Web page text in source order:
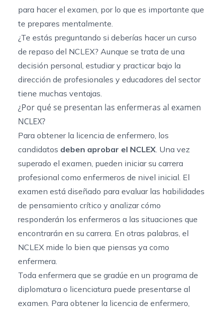
para hacer el examen, por lo que es importante que
te prepares mentalmente.
¿Te estás preguntando si deberías hacer un curso
de repaso del NCLEX? Aunque se trata de una
decisión personal, estudiar y practicar bajo la
dirección de profesionales y educadores del sector
tiene muchas ventajas.
¿Por qué se presentan las enfermeras al examen
NCLEX?
Para obtener la licencia de enfermero, los
candidatos deben aprobar el NCLEX . Una vez
superado el examen, pueden iniciar su carrera
profesional como enfermeros de nivel inicial. El
examen está diseñado para evaluar las habilidades
de pensamiento crítico y analizar cómo
responderán los enfermeros a las situaciones que
encontrarán en su carrera. En otras palabras, el
NCLEX mide lo bien que piensas ya como
enfermera.
Toda enfermera que se gradúe en un programa de
diplomatura o licenciatura puede presentarse al
examen. Para obtener la licencia de enfermero,